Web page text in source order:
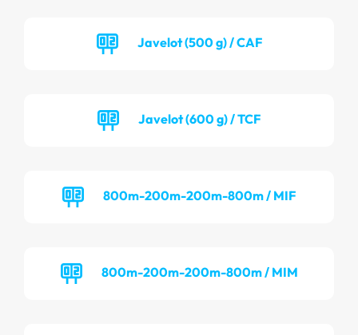
Javelot (500 g) / CAF
Javelot (600 g) / TCF
800m-200m-200m-800m / MIF
800m-200m-200m-800m / MIM